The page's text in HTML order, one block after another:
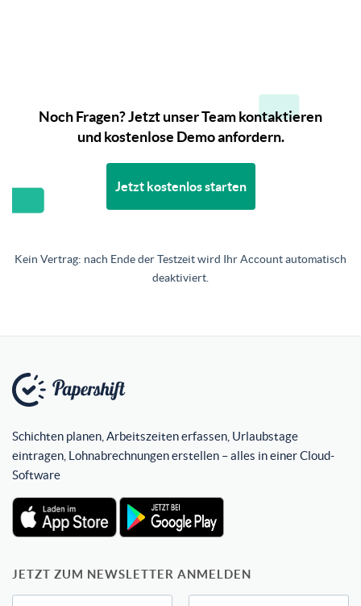
Noch Fragen? Jetzt unser Team kontaktieren
und kostenlose Demo anfordern.
Jetzt kostenlos starten
Kein Vertrag: nach Ende der Testzeit wird Ihr Account automatisch
deaktiviert.
Schichten planen, Arbeitszeiten erfassen, Urlaubstage
eintragen, Lohnabrechnungen erstellen – alles in einer Cloud-
Software
JETZT ZUM NEWSLETTER ANMELDEN